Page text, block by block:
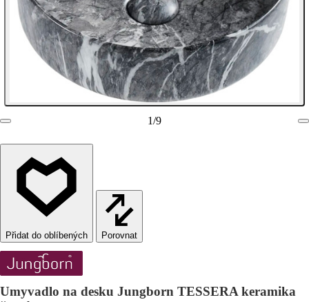
1/9
Porovnat
Umyvadlo na desku Jungborn TESSERA keramika